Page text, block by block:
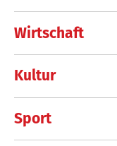
Wirtschaft
Kultur
Sport